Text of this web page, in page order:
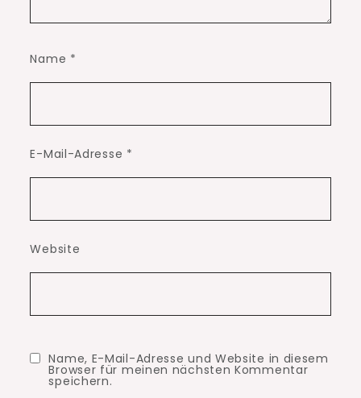
Name *
E-Mail-Adresse *
Website
Name, E-Mail-Adresse und Website in diesem
Browser für meinen nächsten Kommentar
speichern.